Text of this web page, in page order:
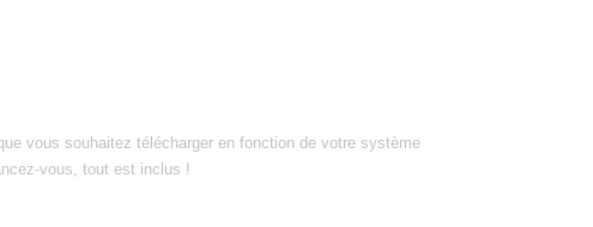
vous souhaitez télécharger en fonction de votre système
vous, tout est inclus !